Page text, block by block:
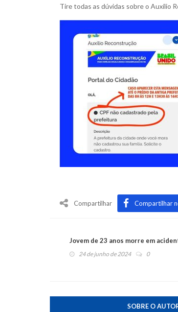
Tire todas as dúvidas sobre o Auxílio
Compartilhar Compartilhar
Jovem de 23 anos morre em
24 de junho de 2024 0
SOBRE O